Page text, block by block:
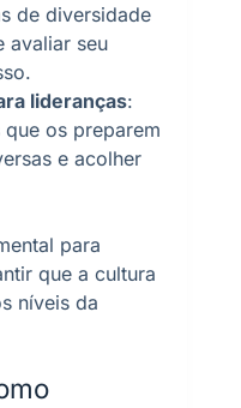
de diversidade
avaliar seu
lideranças:
os preparem
e acolher
para
que a cultura
níveis da